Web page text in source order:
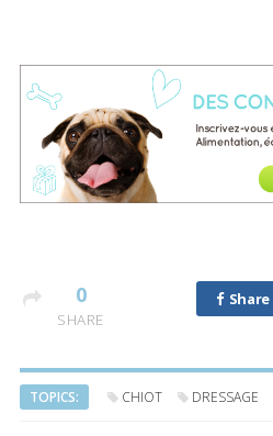
0
SHARE
Share
TOPICS: CHIOT DRESSAGE